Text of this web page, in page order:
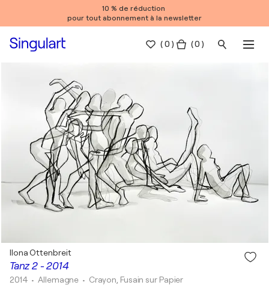
10 % de réduction
pour tout abonnement à la newsletter
(0 ) ( 0 )
Tanz 2 - 2014
Ilona Ottenbreit
2014 • Allemagne • Crayon, Fusain sur Papier